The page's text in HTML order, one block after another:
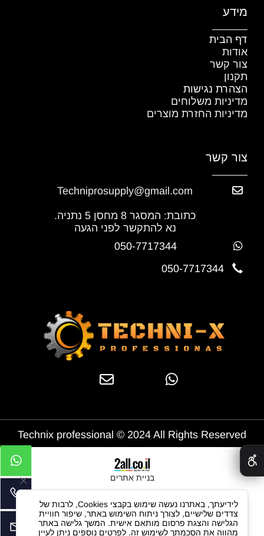
מידע
דף הבית
אודות
צור קשר
תקנון
הצהרת נגישות
מדיניות משלוחים
מדיניות החזרת מוצרים
צור קשר
Techniprosupply@gmail.com
כתובת: המסגר 8 מחסן 5 נתניה.
נא להתקשר לפני הגעה
050-7717344
050-7717344
Technix professional © 2024 All Rights Reserved
בניית אתרים
✕
לידיעתך, באתרנו נעשה שימוש בקבצי Cookies, לרבות של
צדדים שלישיים, לצורך ניתוח השימוש באתר, שיפור חוויית
הגלישה והצגת פרסום מותאם אישית. המשך גלישה באתר
מהווה את הסכמתך לשימוש זה. לפרטים נוספים ניתן לעיין